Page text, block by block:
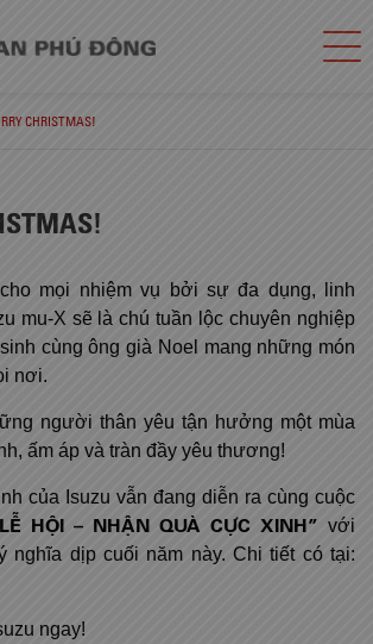
CHRISTMAS!
mọi nhiệm vụ bởi sự đa dụng, linh
mu-X sẽ là chú tuần lộc chuyên nghiệp
cùng ông già Noel mang những món
nơi.
người thân yêu tận hưởng một mùa
ấm áp và tràn đầy yêu thương!
của Isuzu vẫn đang diễn ra cùng cuộc
LỄ HỘI – NHẬN QUÀ CỰC XINH” với
nghĩa dịp cuối năm này. Chi tiết có tại:
ngay!